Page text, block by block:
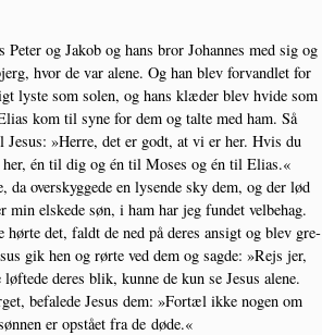
Peter og Jakob og hans bror Johan­nes med sig og
hvor de var ale­ne. Og han blev for­vand­let for
lyste som solen, og hans klæ­der blev hvi­de som
kom til syne for dem og tal­te med ham. Så
Jesus: »Her­re, det er godt, at vi er her. Hvis du
én til dig og én til Moses og én til Eli­as.«
da over­skyg­ge­de en lysen­de sky dem, og der lød
min elske­de søn, i ham har jeg fun­det vel­be­hag.
hør­te det, faldt de ned på deres ansigt og blev gre­
gik hen og rør­te ved dem og sag­de: »Rejs jer,
deres blik, kun­ne de kun se Jesus ale­ne.
befa­le­de Jesus dem: »For­tæl ikke nogen om
er opstå­et fra de døde.«